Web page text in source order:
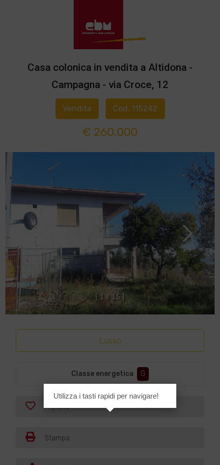
Casa colonica in vendita a Altidona -
Campagna - via Croce, 12
Vendita Cod. 115242
€ 260.000
[ 1 / 15 ]
Lusso
Classe energetica: G
Preferiti
Stampa
Utilizza i tasti rapidi per navigare!